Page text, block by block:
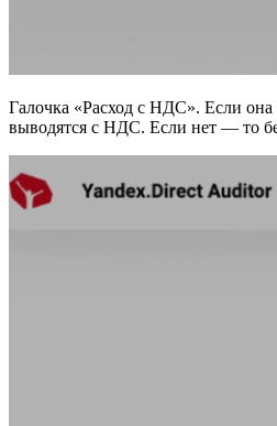
Галочка «Расход с НДС». Если она
выводятся с НДС. Если нет — то